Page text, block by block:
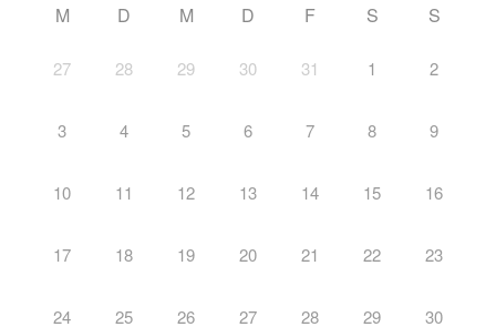
M D M D F S S
27 28 29 30 31 1 2
3 4 5 6 7 8 9
10 11 12 13 14 15 16
17 18 19 20 21 22 23
24 25 26 27 28 29 30